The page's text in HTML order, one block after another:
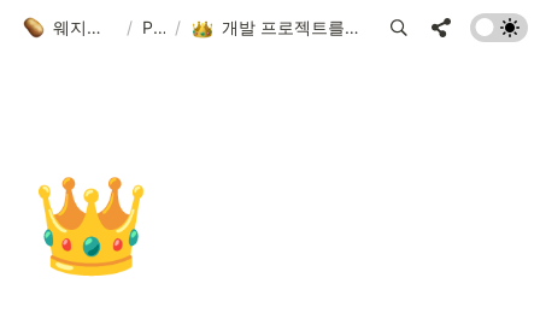
웨지의 개발 블로그 / Posts / 개발 프로젝트를 어떻게 경영해야 할까? - 왕의 만찬(Kings Dinner) 이야기
👑